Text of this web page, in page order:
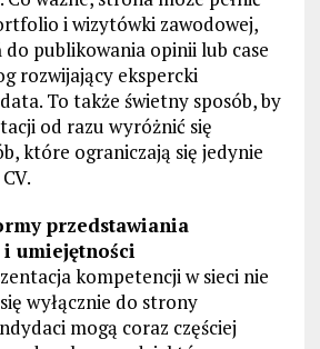
i wizytówki zawodowej,
publikowania opinii lub case
rozwijający ekspercki
To także świetny sposób, by
od razu wyróżnić się
które ograniczają się jedynie
przedstawiania
umiejętności
kompetencji w sieci nie
wyłącznie do strony
mogą coraz częściej